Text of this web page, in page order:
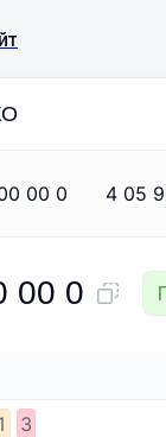
00 0 4 05
00 0
3